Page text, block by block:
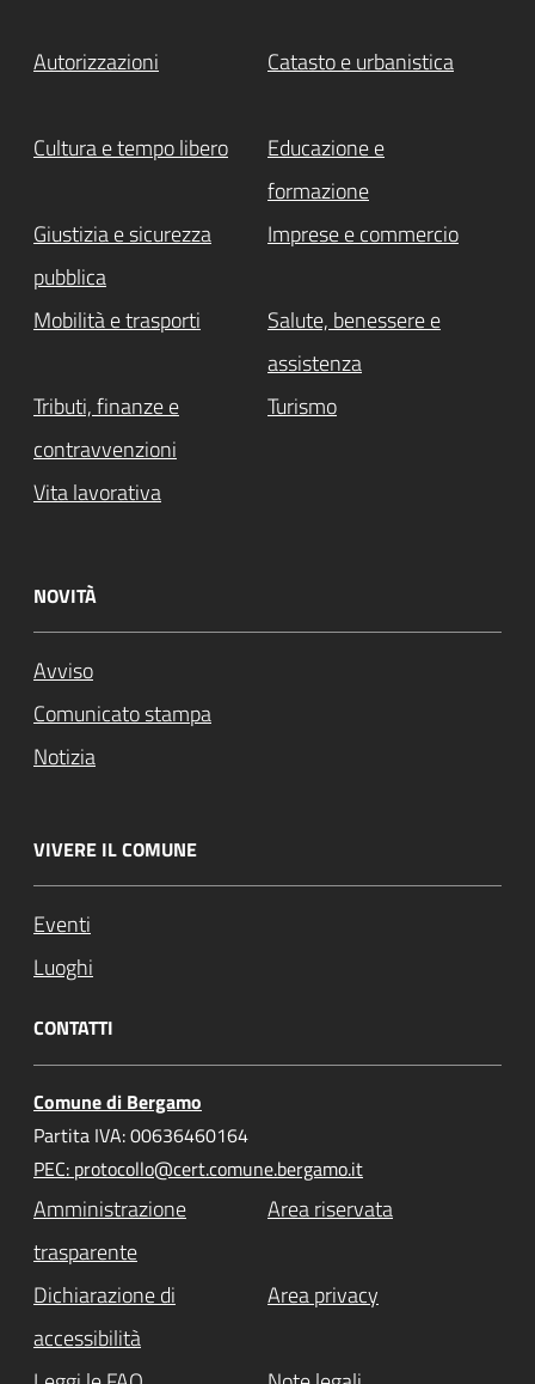
Autorizzazioni Catasto e urbanistica
Cultura e tempo libero
Educazione e
formazione
Giustizia e sicurezza
pubblica
Imprese e commercio
Mobilità e trasporti
Salute, benessere e
assistenza
Tributi, finanze e
contravvenzioni
Turismo
Vita lavorativa
NOVITÀ
Avviso
Comunicato stampa
Notizia
VIVERE IL COMUNE
Eventi
Luoghi
CONTATTI
Comune di Bergamo
Partita IVA: 00636460164
PEC: protocollo@cert.comune.bergamo.it
Amministrazione
trasparente
Area riservata
Dichiarazione di
accessibilità
Area privacy